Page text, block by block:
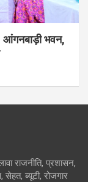
आंगनबाड़ी भवन,
राजनीति, प्रशासन,
ब्यूटी, रोजगार